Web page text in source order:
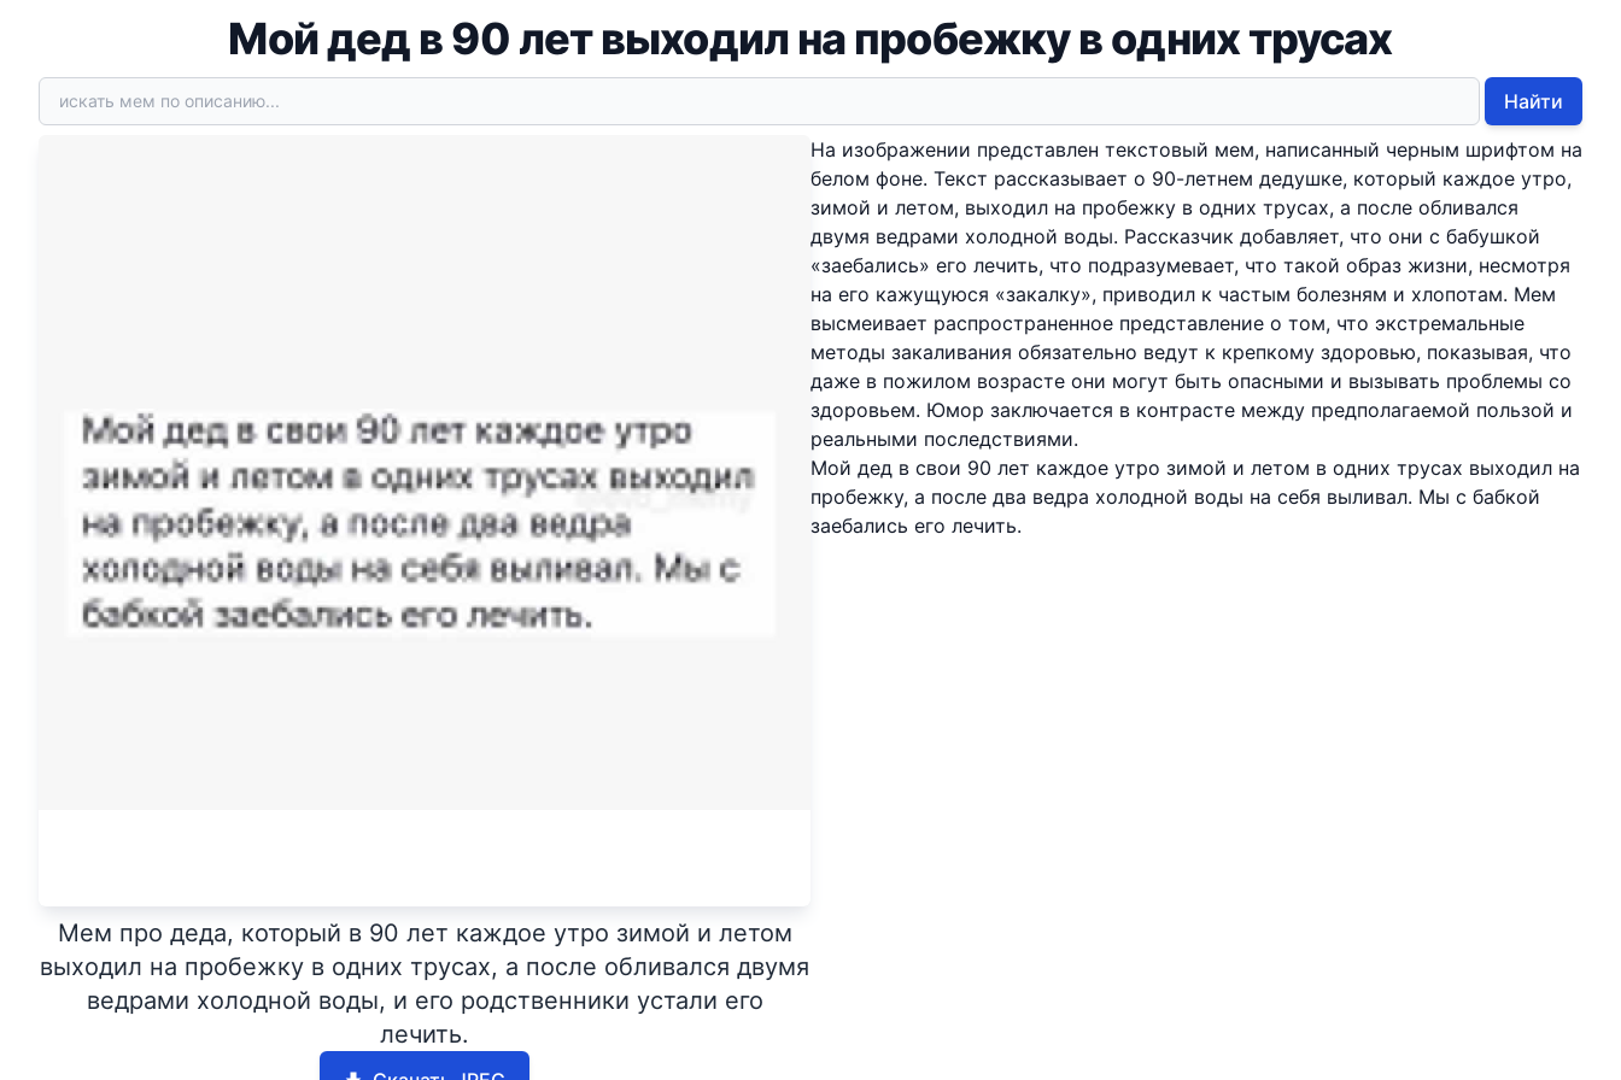
Мой дед в 90 лет выходил на пробежку в одних трусах
Найти
Мем про деда, который в 90 лет каждое утро зимой и летом
выходил на пробежку в одних трусах, а после обливался двумя
ведрами холодной воды, и его родственники устали его
лечить.
На изображении представлен текстовый мем, написанный черным шрифтом на
белом фоне. Текст рассказывает о 90-летнем дедушке, который каждое утро,
зимой и летом, выходил на пробежку в одних трусах, а после обливался
двумя ведрами холодной воды. Рассказчик добавляет, что они с бабушкой
«заебались» его лечить, что подразумевает, что такой образ жизни, несмотря
на его кажущуюся «закалку», приводил к частым болезням и хлопотам. Мем
высмеивает распространенное представление о том, что экстремальные
методы закаливания обязательно ведут к крепкому здоровью, показывая, что
даже в пожилом возрасте они могут быть опасными и вызывать проблемы со
здоровьем. Юмор заключается в контрасте между предполагаемой пользой и
реальными последствиями.
Мой дед в свои 90 лет каждое утро зимой и летом в одних трусах выходил на
пробежку, а после два ведра холодной воды на себя выливал. Мы с бабкой
заебались его лечить.